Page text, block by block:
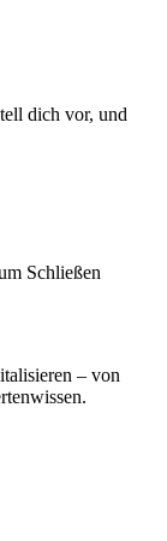
dich vor, und
Schließen
– von